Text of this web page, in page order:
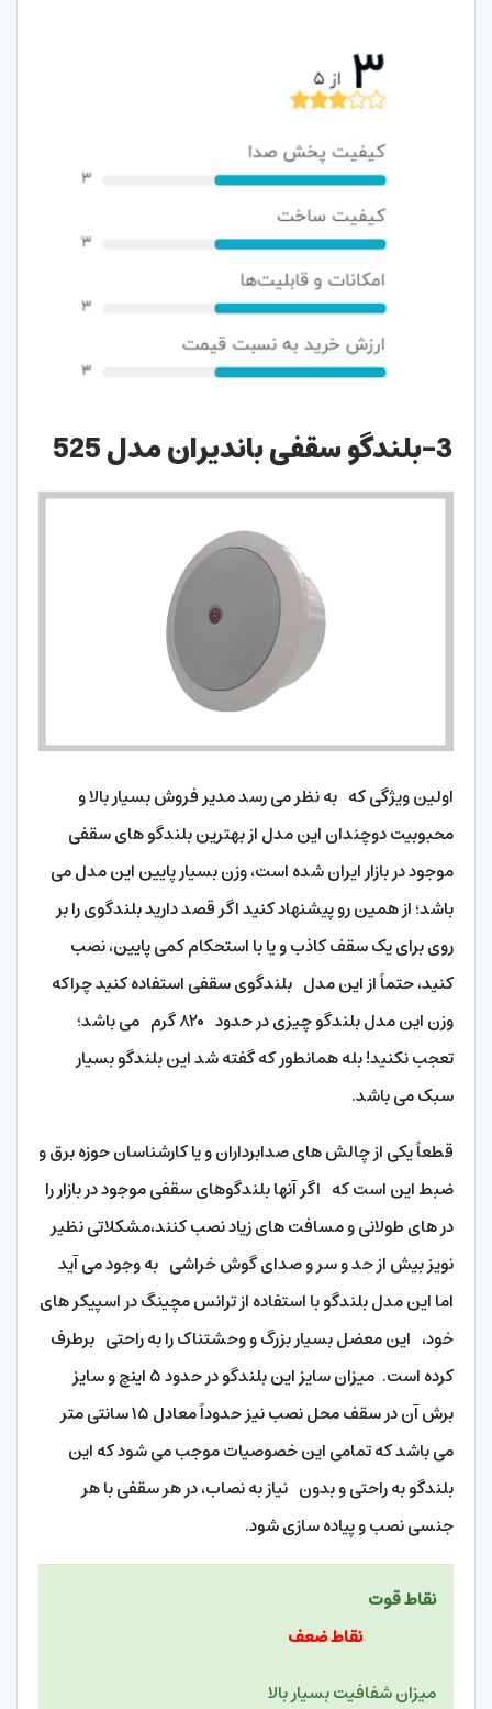
3-بلندگو سقفی باندیران مدل 525
اولین ویژگی که به نظر می رسد مدیر فروش بسیار بالا و
محبوبیت دوچندان این مدل از بهترین بلندگو های سقفی
موجود در بازار ایران شده است، وزن بسیار پایین این مدل می
باشد؛ از همین رو پیشنهاد کنید اگر قصد دارید بلندگوی را بر
روی برای یک سقف کاذب و یا با استحکام کمی پایین، نصب
کنید، حتماً از این مدل بلندگوی سقفی استفاده کنید چراکه
وزن این مدل بلندگو چیزی در حدود ۸۲۰ گرم می باشد؛
تعجب نکنید! بله همانطور که گفته شد این بلندگو بسیار
سبک می باشد.
قطعاً یکی از چالش های صدابرداران و یا کارشناسان حوزه برق و
ضبط این است که اگر آنها بلندگوهای سقفی موجود در بازار را
در های طولانی و مسافت های زیاد نصب کنند،مشکلاتی نظیر
نویز بیش از حد و سر و صدای گوش خراشی به وجود می آید
اما این مدل بلندگو با استفاده از ترانس مچینگ در اسپیکر های
خود، این معضل بسیار بزرگ و وحشتناک را به راحتی برطرف
کرده است. میزان سایز این بلندگو در حدود ۵ اینچ و سایز
برش آن در سقف محل نصب نیز حدوداً معادل ۱۵ سانتی متر
می باشد که تمامی این خصوصیات موجب می شود که این
بلندگو به راحتی و بدون نیاز به نصاب، در هر سقفی با هر
جنسی نصب و پیاده سازی شود.
نقاط قوت
نقاط ضعف
میزان شفافیت بسیار بالا